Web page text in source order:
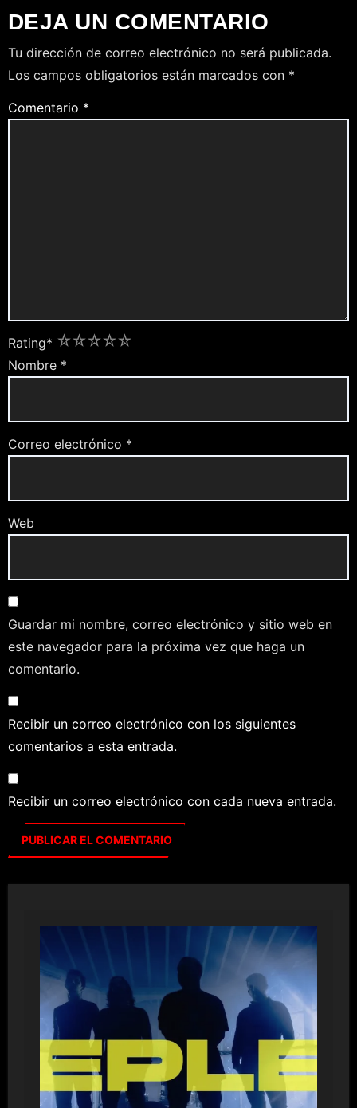
DEJA UN COMENTARIO
Tu dirección de correo electrónico no será publicada.
Los campos obligatorios están marcados con *
Comentario *
Rating* 5
4
3
2
1
Nombre *
Correo electrónico *
Web
Guardar mi nombre, correo electrónico y sitio web en
este navegador para la próxima vez que haga un
comentario.
Recibir un correo electrónico con los siguientes
comentarios a esta entrada.
Recibir un correo electrónico con cada nueva entrada.